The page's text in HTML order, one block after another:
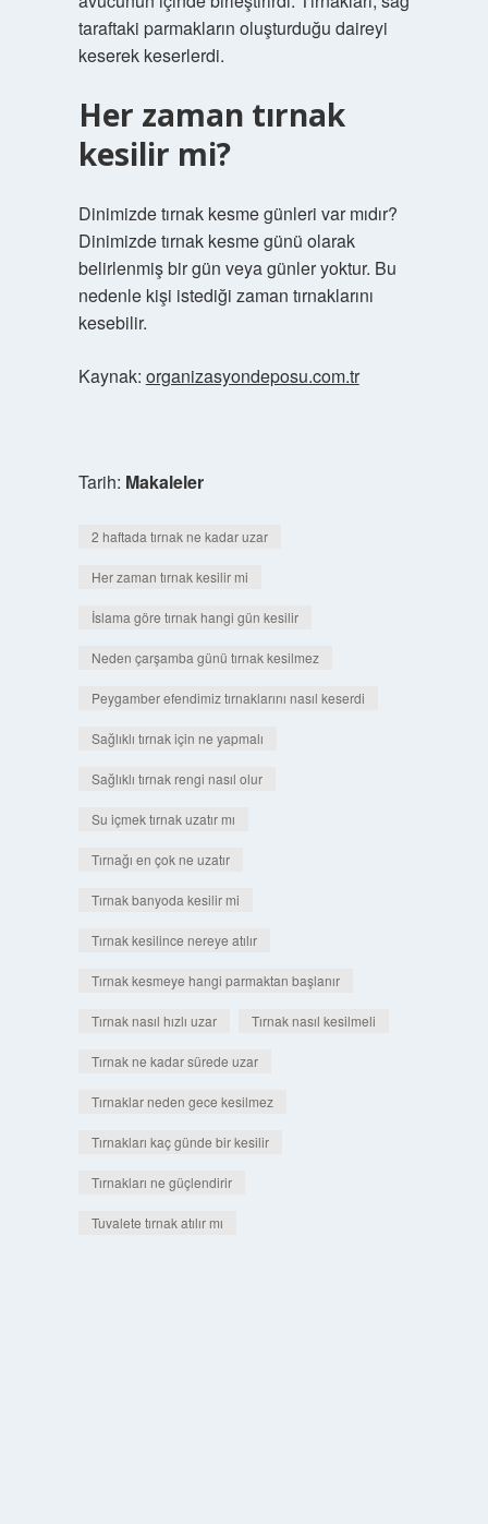
taraftaki parmakların oluşturduğu daireyi
keserek keserlerdi.
Her zaman tırnak
kesilir mi?
Dinimizde tırnak kesme günleri var mıdır?
Dinimizde tırnak kesme günü olarak
belirlenmiş bir gün veya günler yoktur. Bu
nedenle kişi istediği zaman tırnaklarını
kesebilir.
Kaynak: organizasyondeposu.com.tr
Tarih: Makaleler
2 haftada tırnak ne kadar uzar
Her zaman tırnak kesilir mi
İslama göre tırnak hangi gün kesilir
Neden çarşamba günü tırnak kesilmez
Peygamber efendimiz tırnaklarını nasıl keserdi
Sağlıklı tırnak için ne yapmalı
Sağlıklı tırnak rengi nasıl olur
Su içmek tırnak uzatır mı
Tırnağı en çok ne uzatır
Tırnak banyoda kesilir mi
Tırnak kesilince nereye atılır
Tırnak kesmeye hangi parmaktan başlanır
Tırnak nasıl hızlı uzar Tırnak nasıl kesilmeli
Tırnak ne kadar sürede uzar
Tırnaklar neden gece kesilmez
Tırnakları kaç günde bir kesilir
Tırnakları ne güçlendirir
Tuvalete tırnak atılır mı